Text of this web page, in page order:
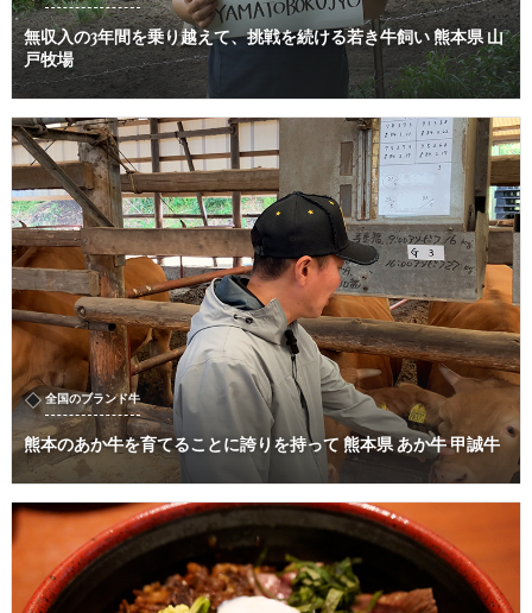
無収入の3年間を乗り越えて、挑戦を続ける若き牛飼い 熊本県 山
戸牧場
全国のブランド牛
熊本のあか牛を育てることに誇りを持って 熊本県 あか牛 甲誠牛